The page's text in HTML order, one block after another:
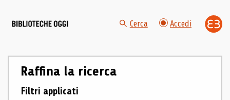
Cerca Accedi
Raffina la ricerca
Filtri applicati